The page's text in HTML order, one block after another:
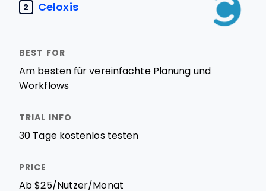
2 Celoxis
Am besten für vereinfachte Planung und
Workflows
30 Tage kostenlos testen
Ab $25/Nutzer/Monat